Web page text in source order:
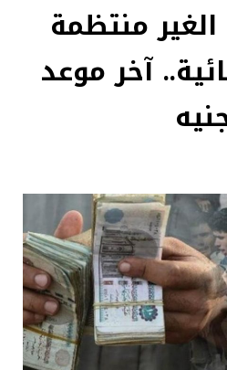
منتظمة
آخر موعد